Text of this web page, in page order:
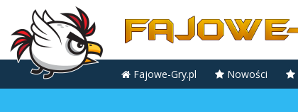
Fajowe-Gry.pl Nowości